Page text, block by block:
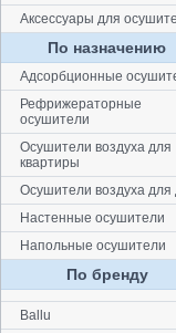
Аксессуары для
По назначению
Адсорбционные
Рефрижераторные
осушители
Осушители воздуха для
квартиры
Осушители воздуха для
Настенные осушители
Напольные осушители
По бренду
Ballu